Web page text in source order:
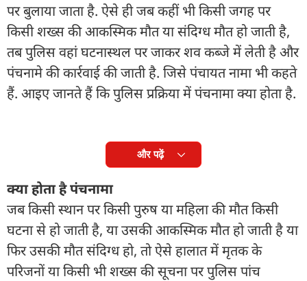
पर बुलाया जाता है. ऐसे ही जब कहीं भी किसी जगह पर
किसी शख्स की आकस्मिक मौत या संदिग्ध मौत हो जाती है,
तब पुलिस वहां घटनास्थल पर जाकर शव कब्जे में लेती है और
पंचनामे की कार्रवाई की जाती है. जिसे पंचायत नामा भी कहते
हैं. आइए जानते हैं कि पुलिस प्रक्रिया में पंचनामा क्या होता है.
और पढ़ें
क्या होता है पंचनामा
जब किसी स्थान पर किसी पुरुष या महिला की मौत किसी
घटना से हो जाती है, या उसकी आकस्मिक मौत हो जाती है या
फिर उसकी मौत संदिग्ध हो, तो ऐसे हालात में मृतक के
परिजनों या किसी भी शख्स की सूचना पर पुलिस पांच